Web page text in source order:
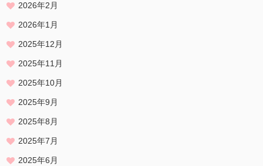
2026年2月
2026年1月
2025年12月
2025年11月
2025年10月
2025年9月
2025年8月
2025年7月
2025年6月